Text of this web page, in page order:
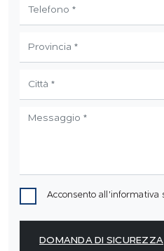
Acconsento all'informativa
DOMANDA DI SICUREZZA